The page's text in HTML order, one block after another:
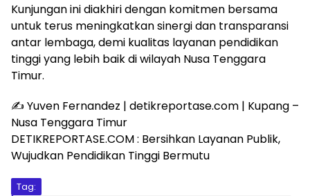
Kunjungan ini diakhiri dengan komitmen bersama
untuk terus meningkatkan sinergi dan transparansi
antar lembaga, demi kualitas layanan pendidikan
tinggi yang lebih baik di wilayah Nusa Tenggara
Timur.
✍️ Yuven Fernandez | detikreportase.com | Kupang –
Nusa Tenggara Timur
DETIKREPORTASE.COM : Bersihkan Layanan Publik,
Wujudkan Pendidikan Tinggi Bermutu
Tag: